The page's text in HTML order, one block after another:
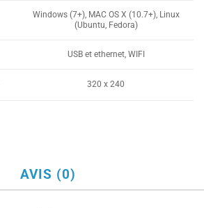
Windows (7+), MAC OS X (10.7+), Linux
(Ubuntu, Fedora)
USB et ethernet, WIFI
320 x 240
AVIS (0)